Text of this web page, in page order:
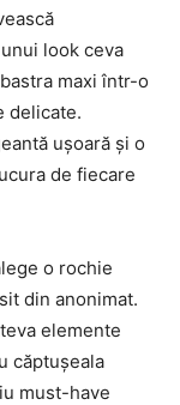
look ceva
maxi într-o
delicate.
ușoară și o
de fiecare
o rochie
din anonimat.
elemente
căptușeala
must-have